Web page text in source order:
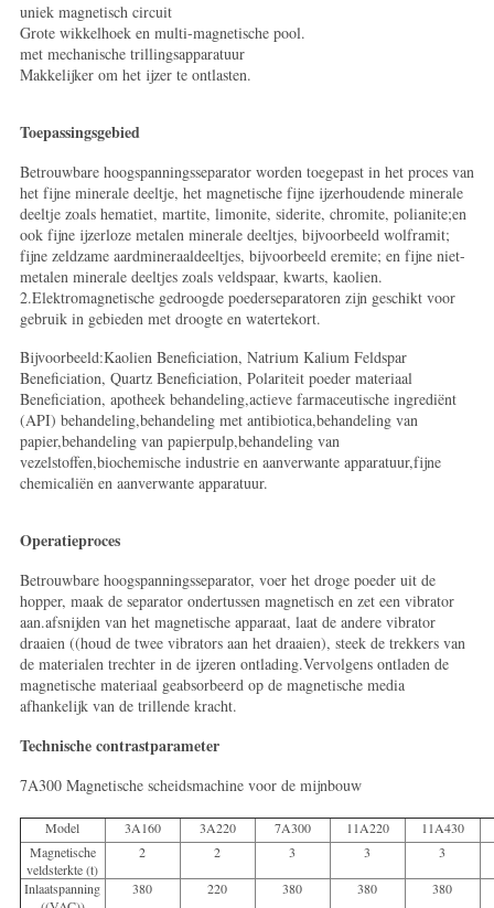
uniek magnetisch circuit
Grote wikkelhoek en multi-magnetische pool.
met mechanische trillingsapparatuur
Makkelijker om het ijzer te ontlasten.
Toepassingsgebied
Betrouwbare hoogspanningsseparator worden toegepast in het proces van
het fijne minerale deeltje, het magnetische fijne ijzerhoudende minerale
deeltje zoals hematiet, martite, limonite, siderite, chromite, polianite;en
ook fijne ijzerloze metalen minerale deeltjes, bijvoorbeeld wolframit;
fijne zeldzame aardmineraaldeeltjes, bijvoorbeeld eremite; en fijne niet-
metalen minerale deeltjes zoals veldspaar, kwarts, kaolien.
2.Elektromagnetische gedroogde poederseparatoren zijn geschikt voor
gebruik in gebieden met droogte en watertekort.
Bijvoorbeeld:Kaolien Beneficiation, Natrium Kalium Feldspar
Beneficiation, Quartz Beneficiation, Polariteit poeder materiaal
Beneficiation, apotheek behandeling,actieve farmaceutische ingrediënt
(API) behandeling,behandeling met antibiotica,behandeling van
papier,behandeling van papierpulp,behandeling van
vezelstoffen,biochemische industrie en aanverwante apparatuur,fijne
chemicaliën en aanverwante apparatuur.
Operatieproces
Betrouwbare hoogspanningsseparator, voer het droge poeder uit de
hopper, maak de separator ondertussen magnetisch en zet een vibrator
aan.afsnijden van het magnetische apparaat, laat de andere vibrator
draaien ((houd de twee vibrators aan het draaien), steek de trekkers van
de materialen trechter in de ijzeren ontlading.Vervolgens ontladen de
magnetische materiaal geabsorbeerd op de magnetische media
afhankelijk van de trillende kracht.
Technische contrastparameter
7A300 Magnetische scheidsmachine voor de mijnbouw
Model 3A160 3A220 7A300 11A220
11A430
Magnetische
veldsterkte (t)
2 2 3 3 3
Inlaatspanning
380 220 380 380 380